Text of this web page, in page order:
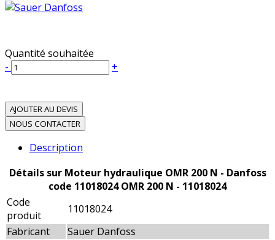
Quantité souhaitée
-
+
AJOUTER AU DEVIS
NOUS CONTACTER
Description
Détails sur Moteur hydraulique OMR 200 N - Danfoss
code 11018024 OMR 200 N - 11018024
Code
produit
11018024
Fabricant
Sauer Danfoss